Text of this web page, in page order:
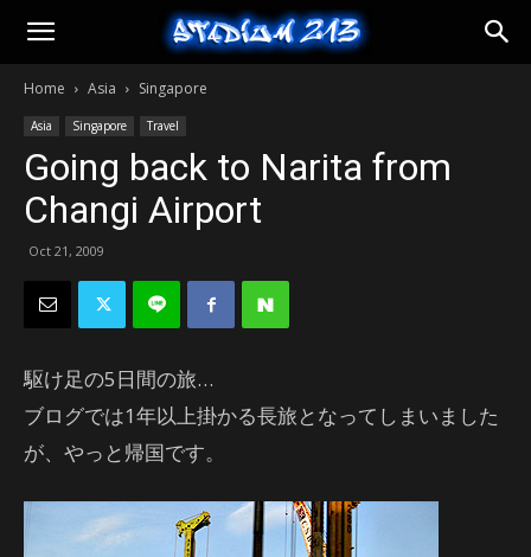
Stadium
213
Home Asia Singapore
Asia Singapore Travel
Going back to Narita from
Changi Airport
Oct 21, 2009
駆け足の5日間の旅…
ブログでは1年以上掛かる長旅となってしまいました
が、やっと帰国です。